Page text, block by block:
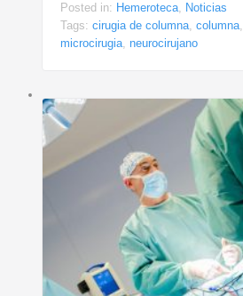
Posted in: Hemeroteca, Noticias
Tags: cirugia de columna, columna,
microcirugia, neurocirujano